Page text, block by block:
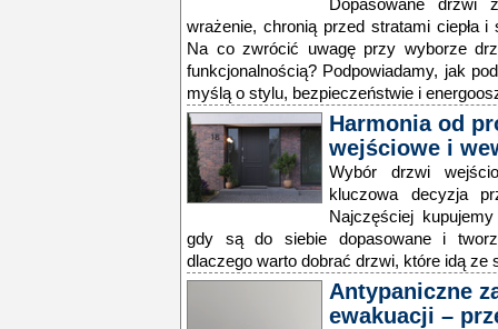
Dopasowane drzwi
wrażenie, chronią przed stratami ciepła
Na co zwrócić uwagę przy wyborze
funkcjonalnością? Podpowiadamy, jak
myślą o stylu, bezpieczeństwie i
Harmonia od
wejściowe i
Wybór drzwi
kluczowa decyzja
Najczęściej
gdy są do siebie dopasowane i
dlaczego warto dobrać drzwi, które idą ze
Antypaniczne
ewakuacji –